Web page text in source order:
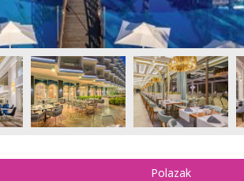
Polazak